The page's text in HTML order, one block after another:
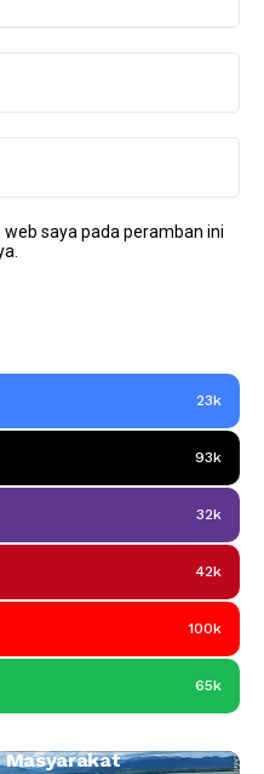
saya pada peramban ini
23k
93k
32k
42k
100k
65k
Haltim Ancam Laut,
Masyarakat